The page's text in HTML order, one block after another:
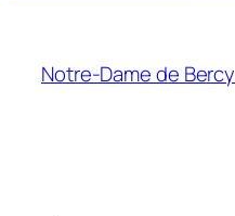
Notre-Dame de Bercy